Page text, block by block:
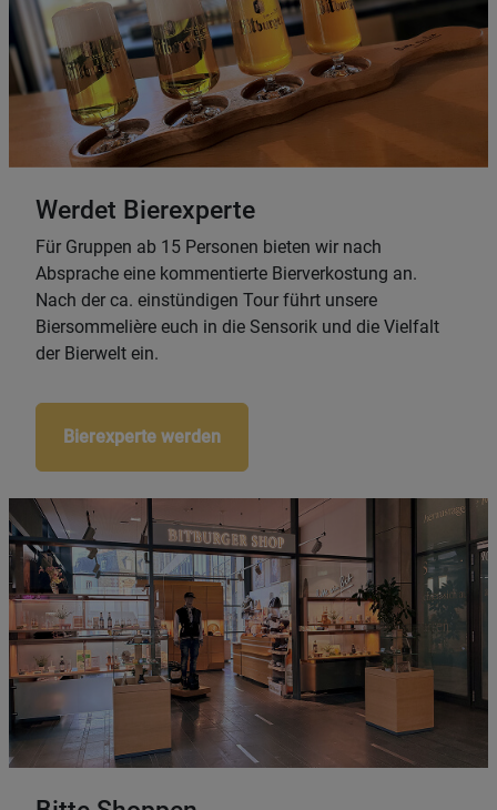
Werdet Bierexperte
Für Gruppen ab 15 Personen bieten wir nach
Absprache eine kommentierte Bierverkostung an.
Nach der ca. einstündigen Tour führt unsere
Biersommelière euch in die Sensorik und die Vielfalt
der Bierwelt ein.
Bierexperte werden